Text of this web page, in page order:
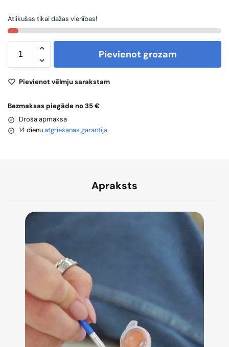
Atlikušas tikai dažas vienības!
Pievienot grozam
Pievienot vēlmju sarakstam
Bezmaksas piegāde no 35 €
Droša apmaksa
14 dienuatgriešanas garantija
Apraksts